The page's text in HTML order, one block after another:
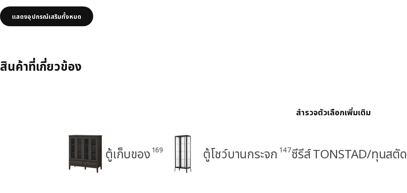
แสดงอุปกรณ์เสริมทั้งหมด
สินค้าที่เกี่ยวข้อง
สำรวจตัวเลือกเพิ่มเติม
ตู้เก็บของ 169 ตู้โชว์บานกระจก 147ซีรีส์ TONSTAD/ทุนสตัด